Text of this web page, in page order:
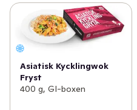
Asiatisk Kycklingwok
Fryst
400 g, GI-boxen